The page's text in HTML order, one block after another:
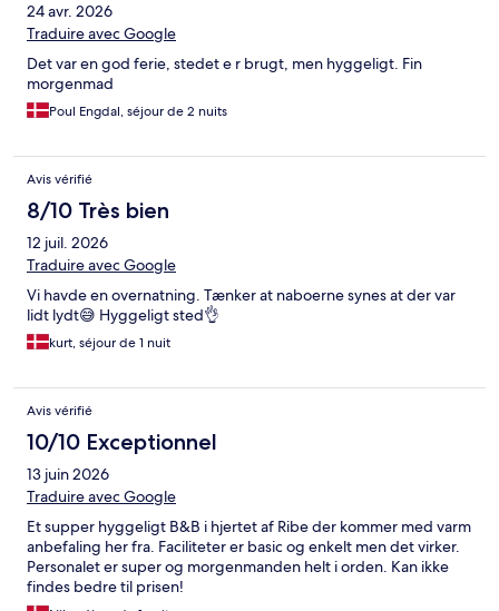
24 avr. 2026
Traduire avec Google
Det var en god ferie, stedet e r brugt, men hyggeligt. Fin
morgenmad
Poul Engdal, séjour de 2 nuits
Avis vérifié
8/10 Très bien
12 juil. 2026
Traduire avec Google
Vi havde en overnatning. Tænker at naboerne synes at der var
lidt lydt😅 Hyggeligt sted👌
kurt, séjour de 1 nuit
Avis vérifié
10/10 Exceptionnel
13 juin 2026
Traduire avec Google
Et supper hyggeligt B&B i hjertet af Ribe der kommer med varm
anbefaling her fra. Faciliteter er basic og enkelt men det virker.
Personalet er super og morgenmanden helt i orden. Kan ikke
findes bedre til prisen!